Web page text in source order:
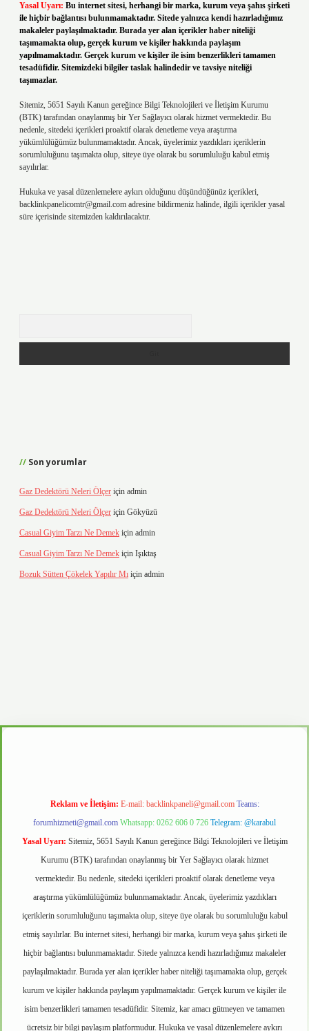
Yasal Uyarı: Bu internet sitesi, herhangi bir marka, kurum veya şahıs şirketi
ile hiçbir bağlantısı bulunmamaktadır. Sitede yalnızca kendi hazırladığımız
makaleler paylaşılmaktadır. Burada yer alan içerikler haber niteliği
taşımamakta olup, gerçek kurum ve kişiler hakkında paylaşım
yapılmamaktadır. Gerçek kurum ve kişiler ile isim benzerlikleri tamamen
tesadüfidir. Sitemizdeki bilgiler taslak halindedir ve tavsiye niteliği
taşımazlar.
Sitemiz, 5651 Sayılı Kanun gereğince Bilgi Teknolojileri ve İletişim Kurumu
(BTK) tarafından onaylanmış bir Yer Sağlayıcı olarak hizmet vermektedir. Bu
nedenle, sitedeki içerikleri proaktif olarak denetleme veya araştırma
yükümlülüğümüz bulunmamaktadır. Ancak, üyelerimiz yazdıkları içeriklerin
sorumluluğunu taşımakta olup, siteye üye olarak bu sorumluluğu kabul etmiş
sayılırlar.
Hukuka ve yasal düzenlemelere aykırı olduğunu düşündüğünüz içerikleri,
backlinkpanelicomtr@gmail.com adresine bildirmeniz halinde, ilgili içerikler yasal
süre içerisinde sitemizden kaldırılacaktır.
Son yorumlar
Gaz Dedektörü Neleri Ölçer için admin
Gaz Dedektörü Neleri Ölçer için Gökyüzü
Casual Giyim Tarzı Ne Demek için admin
Casual Giyim Tarzı Ne Demek için Işıktaş
Bozuk Sütten Çökelek Yapılır Mı için admin
Reklam ve İletişim: E-mail: backlinkpaneli@gmail.com Teams:
forumhizmeti@gmail.com Whatsapp: 0262 606 0 726 Telegram: @karabul
Yasal Uyarı: Sitemiz, 5651 Sayılı Kanun gereğince Bilgi Teknolojileri ve İletişim
Kurumu (BTK) tarafından onaylanmış bir Yer Sağlayıcı olarak hizmet
vermektedir. Bu nedenle, sitedeki içerikleri proaktif olarak denetleme veya
araştırma yükümlülüğümüz bulunmamaktadır. Ancak, üyelerimiz yazdıkları
içeriklerin sorumluluğunu taşımakta olup, siteye üye olarak bu sorumluluğu kabul
etmiş sayılırlar. Bu internet sitesi, herhangi bir marka, kurum veya şahıs şirketi ile
hiçbir bağlantısı bulunmamaktadır. Sitede yalnızca kendi hazırladığımız makaleler
paylaşılmaktadır. Burada yer alan içerikler haber niteliği taşımamakta olup, gerçek
kurum ve kişiler hakkında paylaşım yapılmamaktadır. Gerçek kurum ve kişiler ile
isim benzerlikleri tamamen tesadüfidir. Sitemiz, kar amacı gütmeyen ve tamamen
ücretsiz bir bilgi paylaşım platformudur. Hukuka ve yasal düzenlemelere aykırı